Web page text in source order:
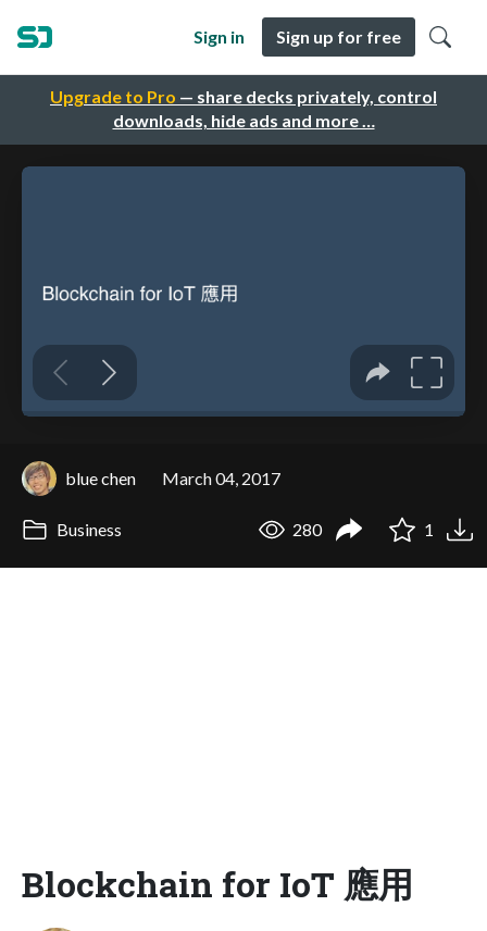
Upgrade to Pro — share decks privately, control
downloads, hide ads and more …
Sign in Sign up for free
blue chen March 04, 2017
Business 280 1
Blockchain for IoT 應用